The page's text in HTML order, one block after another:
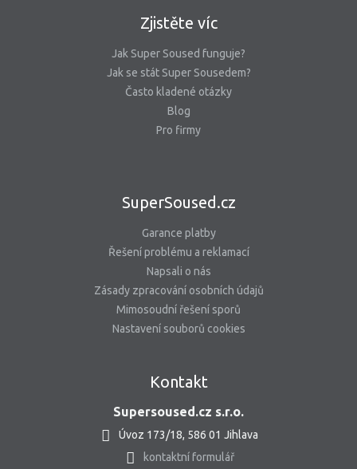
Zjistěte víc
Jak Super Soused funguje?
Jak se stát Super Sousedem?
Často kladené otázky
Blog
Pro firmy
SuperSoused.cz
Garance platby
Řešení problému a reklamací
Napsali o nás
Zásady zpracování osobních údajů
Mimosoudní řešení sporů
Nastavení souborů cookies
Kontakt
Supersoused.cz s.r.o.
Úvoz 173/18, 586 01 Jihlava
kontaktní formulář